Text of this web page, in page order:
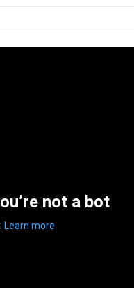
not a bot
Learn more